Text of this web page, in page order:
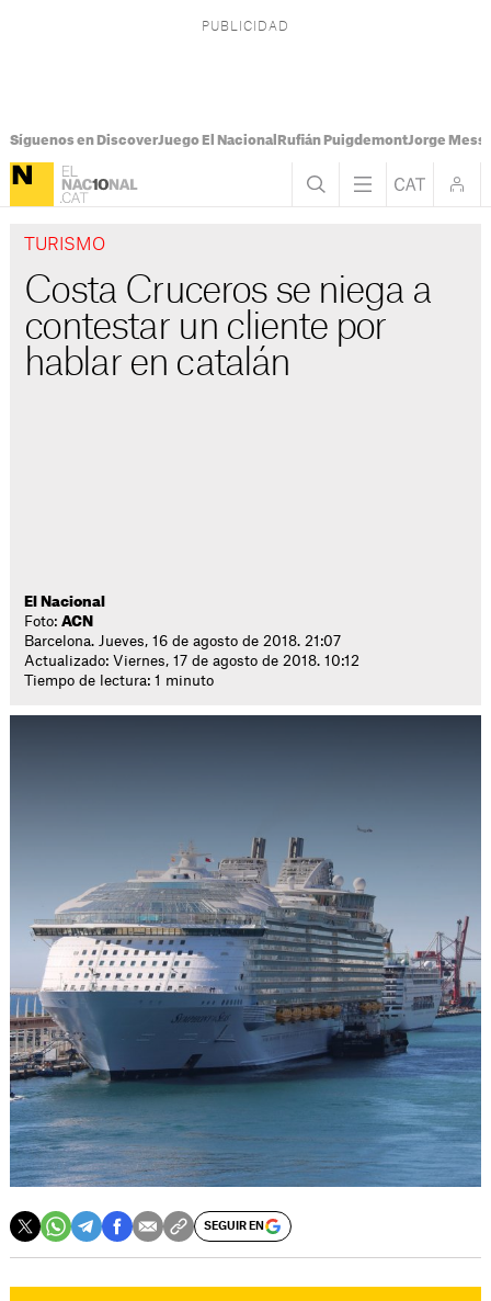
Síguenos en DiscoverJuego El Nacional Rufián PuigdemontJorge Messi
TURISMO
Costa Cruceros se niega a
contestar un cliente por
hablar en catalán
El Nacional
Foto:ACN
Barcelona. Jueves, 16 de agosto de 2018. 21:07
Actualizado: Viernes, 17 de agosto de 2018. 10:12
Tiempo de lectura: 1 minuto
SEGUIR EN